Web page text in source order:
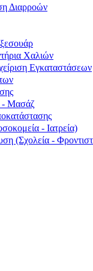
Διαρροών
Χαλιών
Εγκαταστάσεων
- Μασάζ
- Ιατρεία)
(Σχολεία -